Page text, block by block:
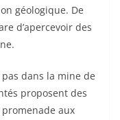
géologique. De
d’apercevoir des
dans la mine de
proposent des
aux